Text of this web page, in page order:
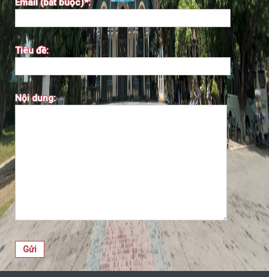
Email (bắt buộc)*:
Tiêu đề:
Nội dung: